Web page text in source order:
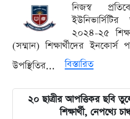
নিজস্ব
২০২৪-২৫
(সম্মান) শিক্ষার্থীদের ইনকোর্স
উপস্থিতির...
বিস্তারিত
২০ ছাত্রীর আপত্তিকর ছবি
শিক্ষার্থী, নেপথ্যে